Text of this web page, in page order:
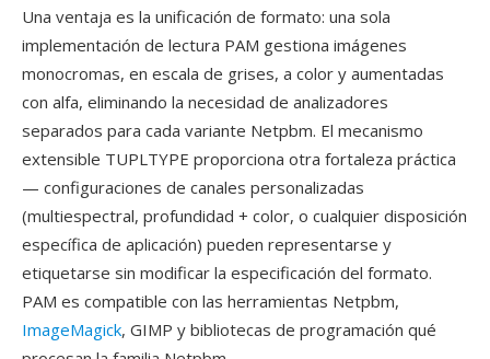
Una ventaja es la unificación de formato: una sola
implementación de lectura PAM gestiona imágenes
monocromas, en escala de grises, a color y aumentadas
con alfa, eliminando la necesidad de analizadores
separados para cada variante Netpbm. El mecanismo
extensible TUPLTYPE proporciona otra fortaleza práctica
— configuraciones de canales personalizadas
(multiespectral, profundidad + color, o cualquier disposición
específica de aplicación) pueden representarse y
etiquetarse sin modificar la especificación del formato.
PAM es compatible con las herramientas Netpbm,
ImageMagick, GIMP y bibliotecas de programación qué